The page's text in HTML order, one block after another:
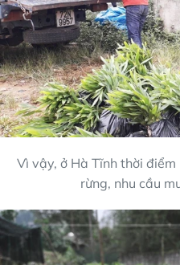
Vì vậy, ở Hà Tĩnh thời
rừng, nhu cầu